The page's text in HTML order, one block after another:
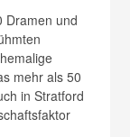
Dramen und
mehr als 50
in Stratford